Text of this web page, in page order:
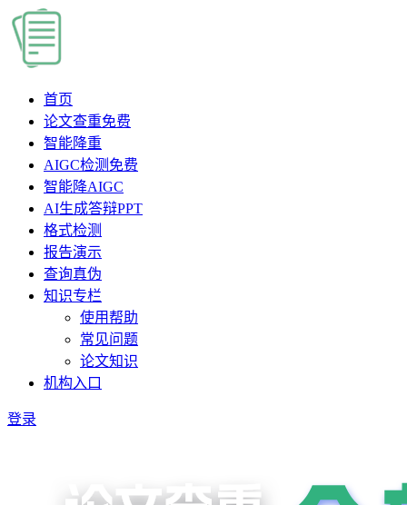
首页
论文查重免费
智能降重
AIGC检测 免费
智能降AIGC
AI生成答辩PPT
格式检测
报告演示
查询真伪
知识专栏
使用帮助
常见问题
论文知识
机构入口
登录